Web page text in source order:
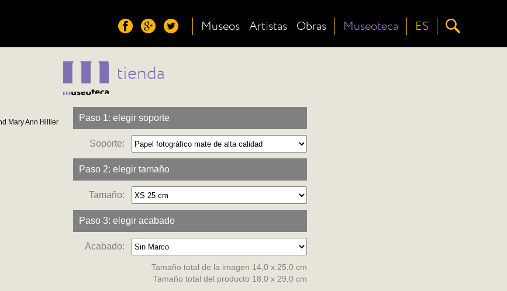
Museos Artistas Obras Museoteca ES
tienda
Mary Ann Hillier
Paso 1: elegir soporte
Soporte:
Paso 2: elegir tamaño
Tamaño:
Paso 3: elegir acabado
Acabado:
Tamaño total de la imagen 14,0 x 25,0 cm
Tamaño total del producto 18,0 x 29,0 cm